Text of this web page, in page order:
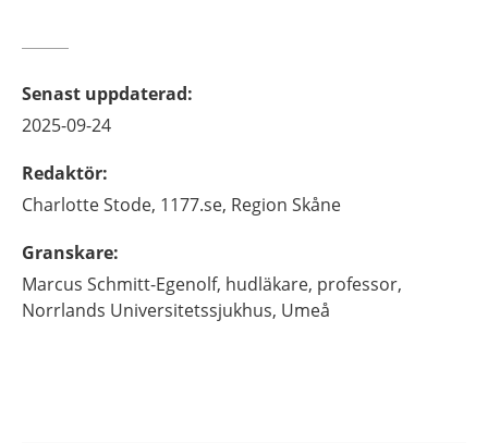
Senast uppdaterad:
2025-09-24
Redaktör:
CharlotteStode, 1177.se, Region Skåne
Granskare:
Marcus Schmitt-Egenolf, hudläkare, professor,
Norrlands Universitetssjukhus, Umeå